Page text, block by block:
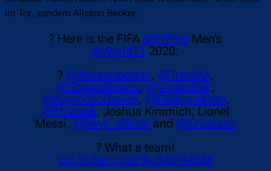
im Tor, sondern Alisson Becker.
? Here is the FIFA @FIFPro Men’s
#World11 2020:
? @Alissonbecker, @TrentAA,
@SergioRamos, @VirgilvDijk,
@AlphonsoDavies, @DeBruyneKev,
@Thiago6, Joshua Kimmich, Lionel
Messi, @lewy_official and @Cristiano
? What a team!
pic.twitter.com/9yJMGr4A6M